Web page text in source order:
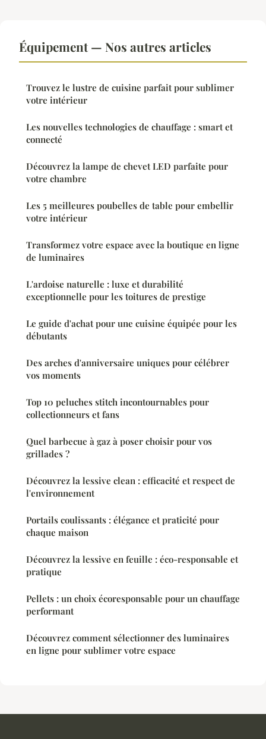
Équipement — Nos autres articles
Trouvez le lustre de cuisine parfait pour sublimer
votre intérieur
Les nouvelles technologies de chauffage : smart et
connecté
Découvrez la lampe de chevet LED parfaite pour
votre chambre
Les 5 meilleures poubelles de table pour embellir
votre intérieur
Transformez votre espace avec la boutique en ligne
de luminaires
L'ardoise naturelle : luxe et durabilité
exceptionnelle pour les toitures de prestige
Le guide d'achat pour une cuisine équipée pour les
débutants
Des arches d'anniversaire uniques pour célébrer
vos moments
Top 10 peluches stitch incontournables pour
collectionneurs et fans
Quel barbecue à gaz à poser choisir pour vos
grillades ?
Découvrez la lessive clean : efficacité et respect de
l'environnement
Portails coulissants : élégance et praticité pour
chaque maison
Découvrez la lessive en feuille : éco-responsable et
pratique
Pellets : un choix écoresponsable pour un chauffage
performant
Découvrez comment sélectionner des luminaires
en ligne pour sublimer votre espace